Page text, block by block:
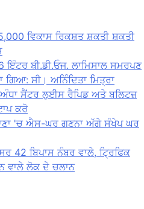
ਵਿਕਾਸ ਰਿਕਸ਼ਤ ਸ਼ਕਤੀ ਸ਼ਕਤੀ
ਬੀ.ਡੀ.ਓਜ. ਲਾਮਿਸਾਲ ਸਮਰਪਣ
ਗਿਆ: ਸੀ। ਅਨਿੰਦਿਤਾ ਮਿਤ੍ਰਾ
ਸੈਂਟਰ ਲੁਈਸ ਰੈਪਿਡ ਅਤੇ ਬਲਿਟਜ਼
ਕਰੋ
'ਚ ਐਸ-ਘਰ ਗਣਨਾ ਅੱਗੇ ਸੰਖੇਪ ਘਰ
42 ਬਿਪਾਸ ਨੰਬਰ ਵਾਲੇ, ਟ੍ਰਿਫਿਕ
ਵਾਲੇ ਲੋਕ ਦੇ ਚਲਾਨ